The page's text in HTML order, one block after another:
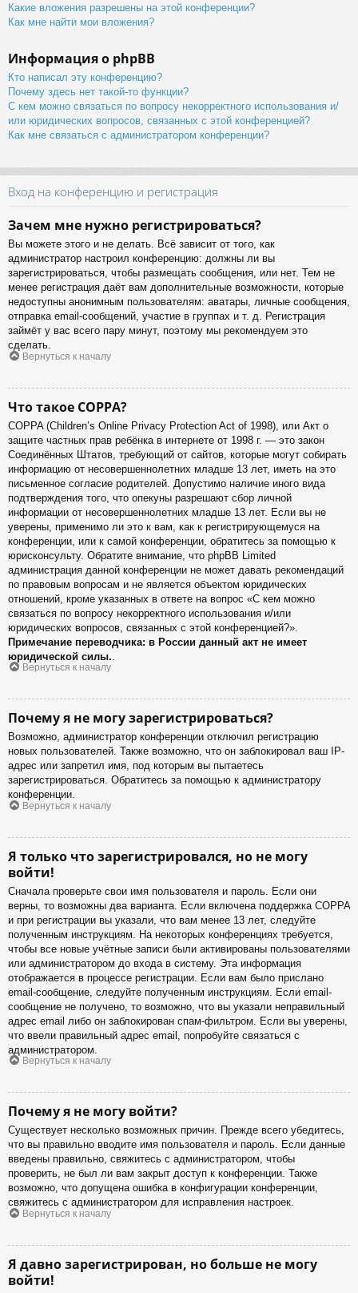
Какие вложения разрешены на этой конференции?
Как мне найти мои вложения?
Информация о phpBB
Кто написал эту конференцию?
Почему здесь нет такой-то функции?
С кем можно связаться по вопросу некорректного использования и/
или юридических вопросов, связанных с этой конференцией?
Как мне связаться с администратором конференции?
Вход на конференцию и регистрация
Зачем мне нужно регистрироваться?
Вы можете этого и не делать. Всё зависит от того, как
администратор настроил конференцию: должны ли вы
зарегистрироваться, чтобы размещать сообщения, или нет. Тем не
менее регистрация даёт вам дополнительные возможности, которые
недоступны анонимным пользователям: аватары, личные сообщения,
отправка email-сообщений, участие в группах и т. д. Регистрация
займёт у вас всего пару минут, поэтому мы рекомендуем это
сделать.
Вернуться к началу
Что такое COPPA?
COPPA (Children’s Online Privacy Protection Act of 1998), или Акт о
защите частных прав ребёнка в интернете от 1998 г. — это закон
Соединённых Штатов, требующий от сайтов, которые могут собирать
информацию от несовершеннолетних младше 13 лет, иметь на это
письменное согласие родителей. Допустимо наличие иного вида
подтверждения того, что опекуны разрешают сбор личной
информации от несовершеннолетних младше 13 лет. Если вы не
уверены, применимо ли это к вам, как к регистрирующемуся на
конференции, или к самой конференции, обратитесь за помощью к
юрисконсульту. Обратите внимание, что phpBB Limited
администрация данной конференции не может давать рекомендаций
по правовым вопросам и не является объектом юридических
отношений, кроме указанных в ответе на вопрос «С кем можно
связаться по вопросу некорректного использования и/или
юридических вопросов, связанных с этой конференцией?».
Примечание переводчика: в России данный акт не имеет
юридической силы.
Вернуться к началу
Почему я не могу зарегистрироваться?
Возможно, администратор конференции отключил регистрацию
новых пользователей. Также возможно, что он заблокировал ваш IP-
адрес или запретил имя, под которым вы пытаетесь
зарегистрироваться. Обратитесь за помощью к администратору
конференции.
Вернуться к началу
Я только что зарегистрировался, но не могу
войти!
Сначала проверьте свои имя пользователя и пароль. Если они
верны, то возможны два варианта. Если включена поддержка COPPA
и при регистрации вы указали, что вам менее 13 лет, следуйте
полученным инструкциям. На некоторых конференциях требуется,
чтобы все новые учётные записи были активированы пользователями
или администратором до входа в систему. Эта информация
отображается в процессе регистрации. Если вам было прислано
email-сообщение, следуйте полученным инструкциям. Если email-
сообщение не получено, то возможно, что вы указали неправильный
адрес email либо он заблокирован спам-фильтром. Если вы уверены,
что ввели правильный адрес email, попробуйте связаться с
администратором.
Вернуться к началу
Почему я не могу войти?
Существует несколько возможных причин. Прежде всего убедитесь,
что вы правильно вводите имя пользователя и пароль. Если данные
введены правильно, свяжитесь с администратором, чтобы
проверить, не был ли вам закрыт доступ к конференции. Также
возможно, что допущена ошибка в конфигурации конференции,
свяжитесь с администратором для исправления настроек.
Вернуться к началу
Я давно зарегистрирован, но больше не могу
войти!